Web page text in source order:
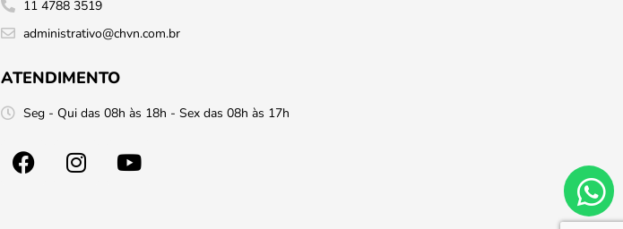
11 4788 3519
administrativo@chvn.com.br
ATENDIMENTO
Seg - Qui das 08h às 18h - Sex das 08h às 17h